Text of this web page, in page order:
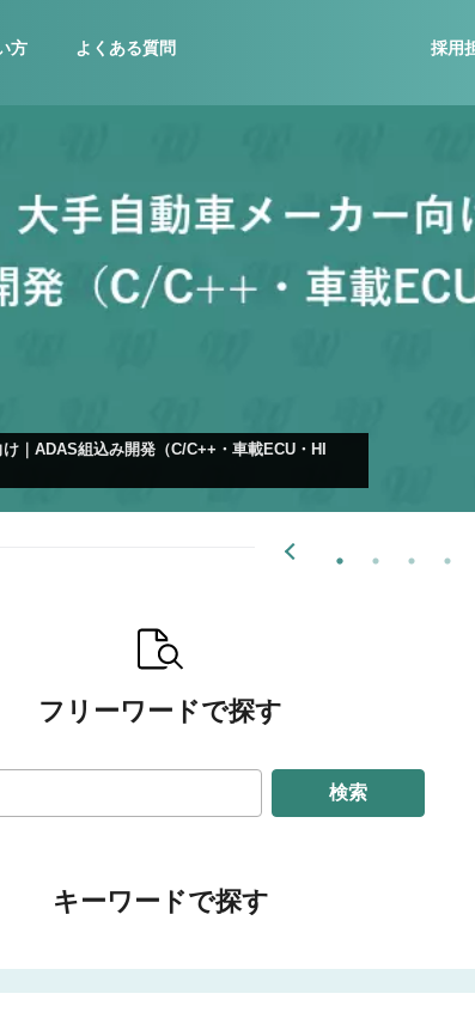
方 よくある質問 採用
｜ADAS組込み開発（C/C++・車載ECU・HI
フリーワードで探す
検索
キーワードで探す